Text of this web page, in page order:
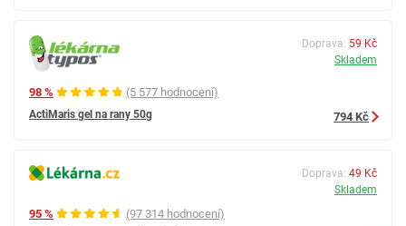
98 % (5 577 hodnocení)
ActiMaris gel na rany 50g
Doprava: 59 Kč
Skladem
794 Kč
95 % (97 314 hodnocení)
Doprava: 49 Kč
Skladem